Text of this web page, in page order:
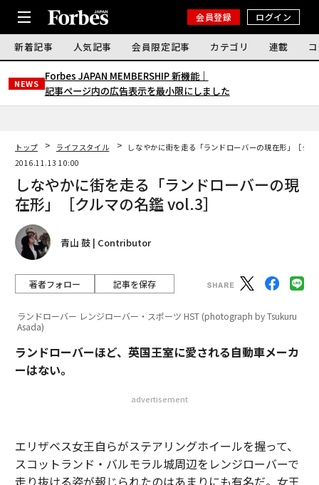
会員登録 ログイン
新着記事 人気記事 会員限定記事 カテゴリ 連載
NEWS
Forbes JAPAN MEMBERSHIP 新機能｜
記事ページ内の広告表示を最小限にしました
トップ ライフスタイル
しなやかに街を走る「ランドローバーの現在形」［ク
2016.11.13 10:00
しなやかに街を走る「ランドローバーの現
在形」［クルマの名鑑 vol.3］
青山 鼓 | Contributor
著者フォロー 記事を保存
ランドローバー レンジローバー・スポーツ HST (photograph by Tsukuru
Asada)
ランドローバーほど、英国王室に愛される自動車メーカ
ーはない。
advertisement
エリザベス女王自らがステアリングホイールを握って、
スコットランド・バルモラル城周辺をレンジローバーで
走り抜ける姿が報じられたのはあまりにも有名だ。女王